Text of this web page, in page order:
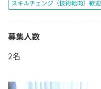
スキルチェンジ（技術転向）歓迎
募集人数
2名